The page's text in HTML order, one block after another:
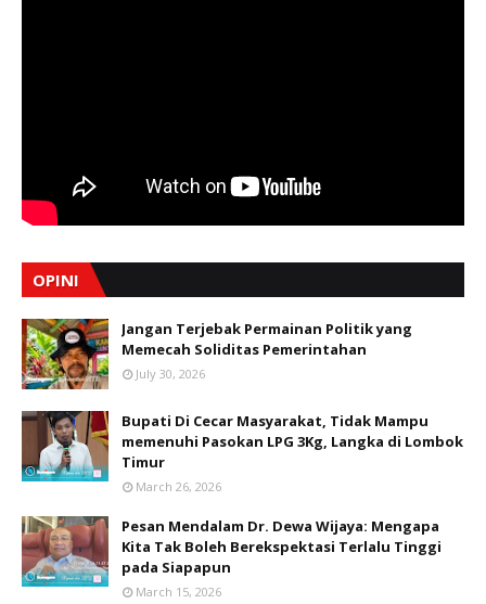
OPINI
Jangan Terjebak Permainan Politik yang
Memecah Soliditas Pemerintahan
July 30, 2026
Bupati Di Cecar Masyarakat, Tidak Mampu
memenuhi Pasokan LPG 3Kg, Langka di Lombok
Timur
March 26, 2026
Pesan Mendalam Dr. Dewa Wijaya: Mengapa
Kita Tak Boleh Berekspektasi Terlalu Tinggi
pada Siapapun
March 15, 2026